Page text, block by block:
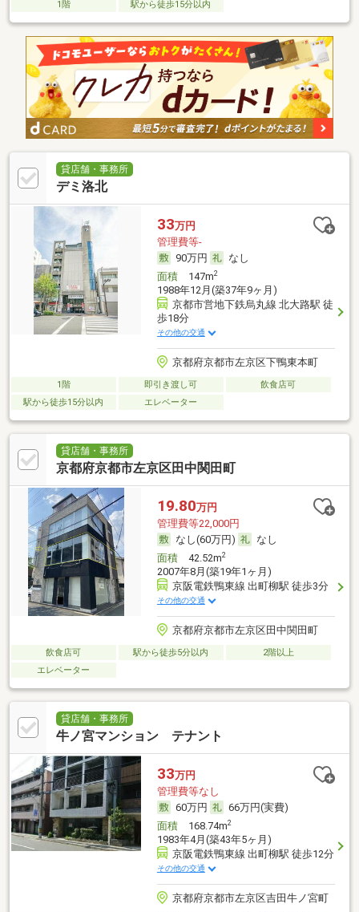
1階 駅から徒歩15分以内
貸店舗・事務所
デミ洛北
33万円
管理費等-
90万円
なし
面積147m2
1988年12月(築37年9ヶ月)
京都市営地下鉄烏丸線 北大路駅 徒
歩18分
その他の交通
京都府京都市左京区下鴨東本町
1階 即引き渡し可
飲食店可
駅から徒歩15分以内
エレベーター
貸店舗・事務所
京都府京都市左京区田中関田町
19.80万円
管理費等22,000円
なし(60万円)
なし
面積42.52m2
2007年8月(築19年1ヶ月)
京阪電鉄鴨東線 出町柳駅 徒歩3分
その他の交通
京都府京都市左京区田中関田町
飲食店可 駅から徒歩5分以内
2階以上
エレベーター
貸店舗・事務所
牛ノ宮マンション テナント
33万円
管理費等なし
60万円
66万円(実費)
面積168.74m2
1983年4月(築43年5ヶ月)
京阪電鉄鴨東線 出町柳駅 徒歩12分
その他の交通
京都府京都市左京区吉田牛ノ宮町